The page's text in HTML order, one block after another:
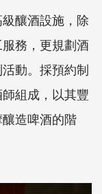
釀酒設施，除
務，更規劃酒
動。採預約制
組成，以其豐
造啤酒的階